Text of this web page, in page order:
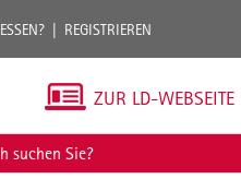
REGISTRIEREN
ZUR LD-WEBSEITE